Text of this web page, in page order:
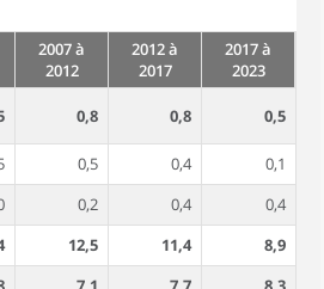
2007 à
2012
2012 à
2017
2017 à
2023
0,8 0,8 0,5
0,5 0,4
0,1
0,2 0,4
0,4
12,5 11,4
8,9